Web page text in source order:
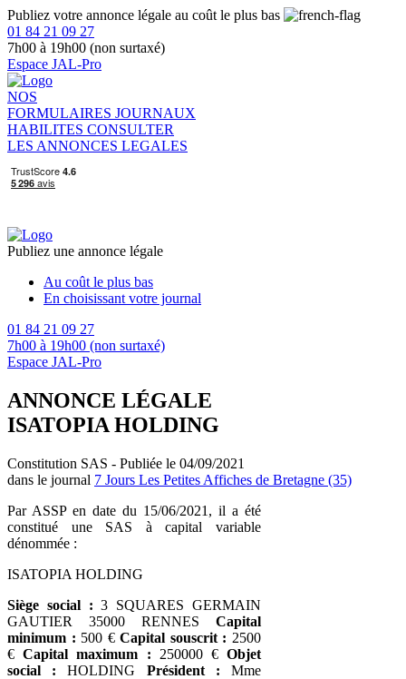
Publiez votre annonce légale au coût le plus bas
01 84 21 09 27
7h00 à 19h00 (non surtaxé)
Espace JAL-Pro
NOS
FORMULAIRES JOURNAUX
HABILITES CONSULTER
LES ANNONCES LEGALES
Publiez une annonce légale
Au coût le plus bas
En choisissant votre journal
01 84 21 09 27
7h00 à 19h00 (non surtaxé)
Espace JAL-Pro
ANNONCE LÉGALE
ISATOPIA HOLDING
Constitution SAS - Publiée le 04/09/2021
dans le journal 7 Jours Les Petites Affiches de Bretagne (35)
Par ASSP en date du 15/06/2021, il a été
constitué une SAS à capital variable
dénommée :
ISATOPIA HOLDING
Siège social : 3 SQUARES GERMAIN
GAUTIER 35000 RENNES Capital
minimum : 500 €Capital souscrit : 2500
€Capital maximum : 250000 €Objet
social : HOLDING Président : Mme